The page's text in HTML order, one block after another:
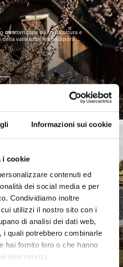
Informazioni sui cookie
i cookie
contenuti ed
dei social media e per
Condividiamo inoltre
utilizzi il nostro sito con i
di analisi dei dati web,
i quali potrebbero combinarle
hai fornito loro o che hanno
loro servizi.
caratterizzate da frutticoltura e
valle offre le condizioni ...
della Val Venosta - Gli alpeggi
Venosta sono ...